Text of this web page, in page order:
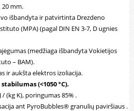
20 mm.
išbandyta ir patvirtinta Drezdeno
(MPA) (pagal DIN EN 3-7, D ugnies
(medžiaga išbandyta Vokietijos
– BAM).
ir aukšta elektros izoliacija.
(<1050 °C).
(kg K), poringumas 85% .
ant PyroBubbles® granulių paviršiaus .